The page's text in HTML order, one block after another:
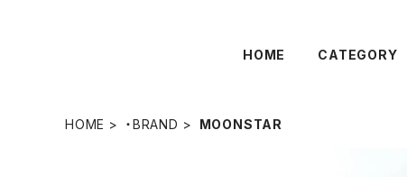
HOME CATEGORY
HOME ・BRAND MOONSTAR